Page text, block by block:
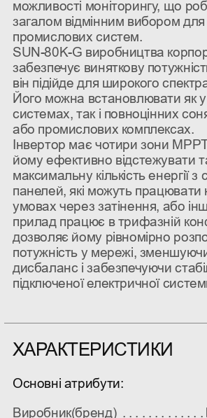
можливості моніторингу, що
загалом відмінним вибором для
промислових систем.
SUN-80K-G виробництва
забезпечує виняткову
він підійде для широкого
Його можна встановлювати як
системах, так і повноцінних
або промислових комплексах.
Інвертор має чотири зони
йому ефективно відстежувати
максимальну кількість енергії з
панелей, які можуть працювати
умовах через затінення, або
прилад працює в трифазній
дозволяє йому рівномірно
потужність у мережі,
дисбаланс і забезпечуючи
підключеної електричної
ХАРАКТЕРИСТИКИ
Основні атрибути:
Виробник(бренд)